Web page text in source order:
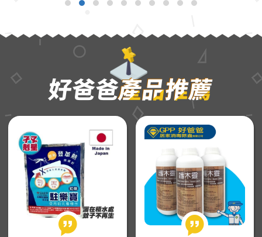
好爸爸產品推薦